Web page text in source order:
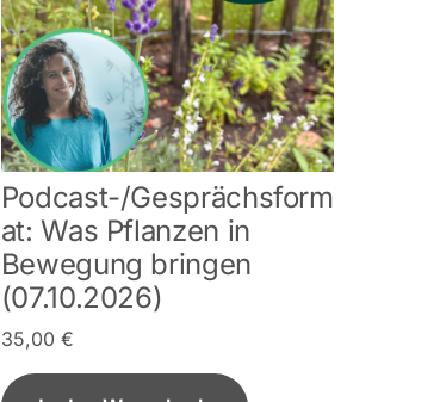
Podcast-/Gesprächsform
at: Was Pflanzen in
Bewegung bringen
(07.10.2026)
35,00 €